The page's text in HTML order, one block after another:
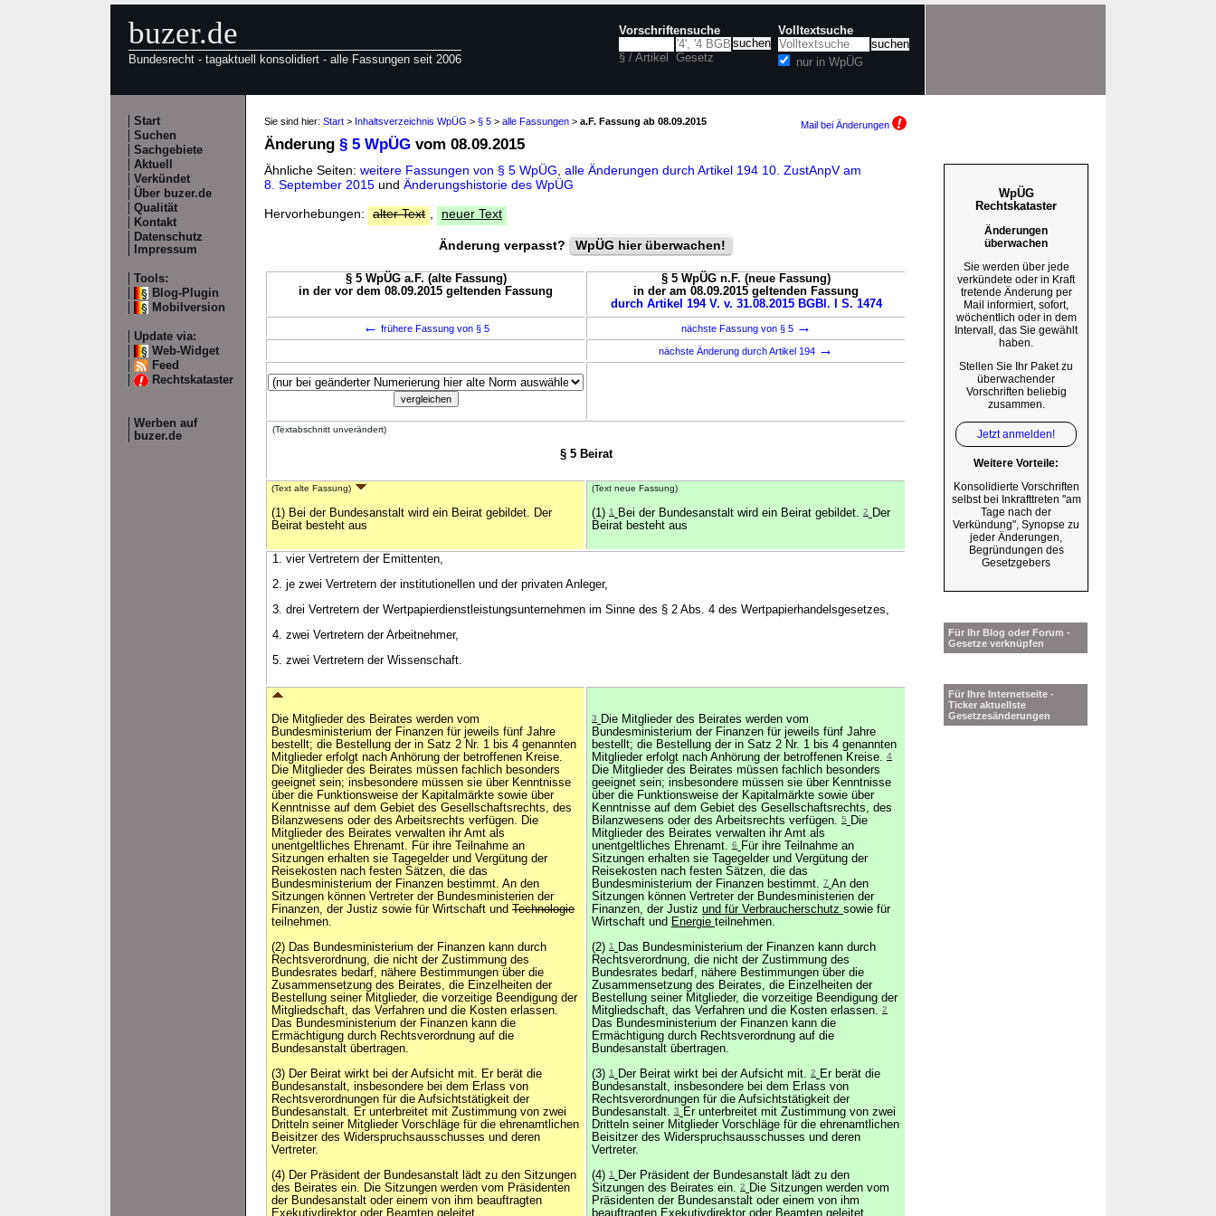
buzer.de
Bundesrecht - tagaktuell konsolidiert - alle Fassungen seit 2006
Vorschriftensuche
§ / Artikel Gesetz
Volltextsuche
nur in WpÜG
Start
Suchen
Sachgebiete
Aktuell
Verkündet
Über buzer.de
Qualität
Kontakt
Datenschutz
Impressum
Tools:
Blog-Plugin
Mobilversion
Update via:
Web-Widget
Feed
Rechtskataster
Werben auf
buzer.de
Sie sind hier: Start > Inhaltsverzeichnis WpÜG > § 5 > alle Fassungen > a.F. Fassung ab 08.09.2015 Mail bei Änderungen
Änderung § 5 WpÜG vom 08.09.2015
Ähnliche Seiten: weitere Fassungen von § 5 WpÜG alle Änderungen durch Artikel 194 10. ZustAnpV am
8. September 2015 und Änderungshistorie des WpÜG
Hervorhebungen:
alter Text neuer Text
Änderung verpasst? WpÜG hier überwachen!
§ 5 WpÜG a.F. (alte Fassung)
in der vor dem 08.09.2015 geltenden Fassung
§ 5 WpÜG n.F. (neue Fassung)
in der am 08.09.2015 geltenden Fassung
durch Artikel 194 V. v. 31.08.2015 BGBl. I S. 1474
← frühere Fassung von § 5 nächste Fassung von § 5 →
nächste Änderung durch Artikel 194 →
(Textabschnitt unverändert)
§ 5 Beirat
(Text alte Fassung)
(1) Bei der Bundesanstalt wird ein Beirat gebildet. Der
Beirat besteht aus
(Text neue Fassung)
(1) 1 Bei der Bundesanstalt wird ein Beirat gebildet. 2
Der
Beirat besteht aus
1. vier Vertretern der Emittenten,
2. je zwei Vertretern der institutionellen und der privaten Anleger,
3. drei Vertretern der Wertpapierdienstleistungsunternehmen im Sinne des § 2 Abs. 4 des Wertpapierhandelsgesetzes,
4. zwei Vertretern der Arbeitnehmer,
5. zwei Vertretern der Wissenschaft.
Die Mitglieder des Beirates werden vom
Bundesministerium der Finanzen für jeweils fünf Jahre
bestellt; die Bestellung der in Satz 2 Nr. 1 bis 4 genannten
Mitglieder erfolgt nach Anhörung der betroffenen Kreise.
Die Mitglieder des Beirates müssen fachlich besonders
geeignet sein; insbesondere müssen sie über Kenntnisse
über die Funktionsweise der Kapitalmärkte sowie über
Kenntnisse auf dem Gebiet des Gesellschaftsrechts, des
Bilanzwesens oder des Arbeitsrechts verfügen. Die
Mitglieder des Beirates verwalten ihr Amt als
unentgeltliches Ehrenamt. Für ihre Teilnahme an
Sitzungen erhalten sie Tagegelder und Vergütung der
Reisekosten nach festen Sätzen, die das
Bundesministerium der Finanzen bestimmt. An den
Sitzungen können Vertreter der Bundesministerien der
Finanzen, der Justiz sowie für Wirtschaft und Technologie
teilnehmen.
(2) Das Bundesministerium der Finanzen kann durch
Rechtsverordnung, die nicht der Zustimmung des
Bundesrates bedarf, nähere Bestimmungen über die
Zusammensetzung des Beirates, die Einzelheiten der
Bestellung seiner Mitglieder, die vorzeitige Beendigung der
Mitgliedschaft, das Verfahren und die Kosten erlassen.
Das Bundesministerium der Finanzen kann die
Ermächtigung durch Rechtsverordnung auf die
Bundesanstalt übertragen.
(3) Der Beirat wirkt bei der Aufsicht mit. Er berät die
Bundesanstalt, insbesondere bei dem Erlass von
Rechtsverordnungen für die Aufsichtstätigkeit der
Bundesanstalt. Er unterbreitet mit Zustimmung von zwei
Dritteln seiner Mitglieder Vorschläge für die ehrenamtlichen
Beisitzer des Widerspruchsausschusses und deren
Vertreter.
(4) Der Präsident der Bundesanstalt lädt zu den Sitzungen
des Beirates ein. Die Sitzungen werden vom Präsidenten
der Bundesanstalt oder einem von ihm beauftragten
Exekutivdirektor oder Beamten geleitet.
3
Die Mitglieder des Beirates werden vom
Bundesministerium der Finanzen für jeweils fünf Jahre
bestellt; die Bestellung der in Satz 2 Nr. 1 bis 4 genannten
Mitglieder erfolgt nach Anhörung der betroffenen Kreise. 4
Die Mitglieder des Beirates müssen fachlich besonders
geeignet sein; insbesondere müssen sie über Kenntnisse
über die Funktionsweise der Kapitalmärkte sowie über
Kenntnisse auf dem Gebiet des Gesellschaftsrechts, des
Bilanzwesens oder des Arbeitsrechts verfügen. 5 Die
Mitglieder des Beirates verwalten ihr Amt als
unentgeltliches Ehrenamt. 6
Für ihre Teilnahme an
Sitzungen erhalten sie Tagegelder und Vergütung der
Reisekosten nach festen Sätzen, die das
Bundesministerium der Finanzen bestimmt. 7 An den
Sitzungen können Vertreter der Bundesministerien der
Finanzen, der Justiz und für Verbraucherschutz sowie für
Wirtschaft und Energie teilnehmen.
(2) 1
Das Bundesministerium der Finanzen kann durch
Rechtsverordnung, die nicht der Zustimmung des
Bundesrates bedarf, nähere Bestimmungen über die
Zusammensetzung des Beirates, die Einzelheiten der
Bestellung seiner Mitglieder, die vorzeitige Beendigung der
Mitgliedschaft, das Verfahren und die Kosten erlassen. 2
Das Bundesministerium der Finanzen kann die
Ermächtigung durch Rechtsverordnung auf die
Bundesanstalt übertragen.
(3) 1 Der Beirat wirkt bei der Aufsicht mit. 2
Er berät die
Bundesanstalt, insbesondere bei dem Erlass von
Rechtsverordnungen für die Aufsichtstätigkeit der
Bundesanstalt. 3
Er unterbreitet mit Zustimmung von zwei
Dritteln seiner Mitglieder Vorschläge für die ehrenamtlichen
Beisitzer des Widerspruchsausschusses und deren
Vertreter.
(4) 1
Der Präsident der Bundesanstalt lädt zu den
Sitzungen des Beirates ein. 2
Die Sitzungen werden vom
Präsidenten der Bundesanstalt oder einem von ihm
beauftragten Exekutivdirektor oder Beamten geleitet.
WpÜG
Rechtskataster
Änderungen
überwachen
Sie werden über jede
verkündete oder in Kraft
tretende Änderung per
Mail informiert, sofort,
wöchentlich oder in dem
Intervall, das Sie gewählt
haben.
Stellen Sie Ihr Paket zu
überwachender
Vorschriften beliebig
zusammen.
Jetzt anmelden!
Weitere Vorteile:
Konsolidierte Vorschriften
selbst bei Inkrafttreten "am
Tage nach der
Verkündung", Synopse zu
jeder Änderungen,
Begründungen des
Gesetzgebers
Für Ihr Blog oder Forum -
Gesetze verknüpfen
Für Ihre Internetseite -
Ticker aktuellste
Gesetzesänderungen